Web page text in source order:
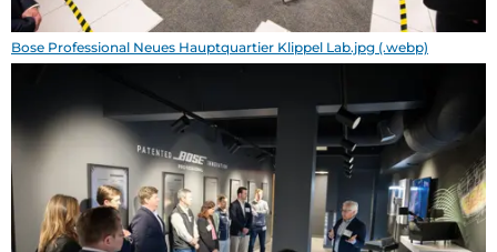
Bose Professional Neues Hauptquartier Klippel Lab.jpg (.webp)